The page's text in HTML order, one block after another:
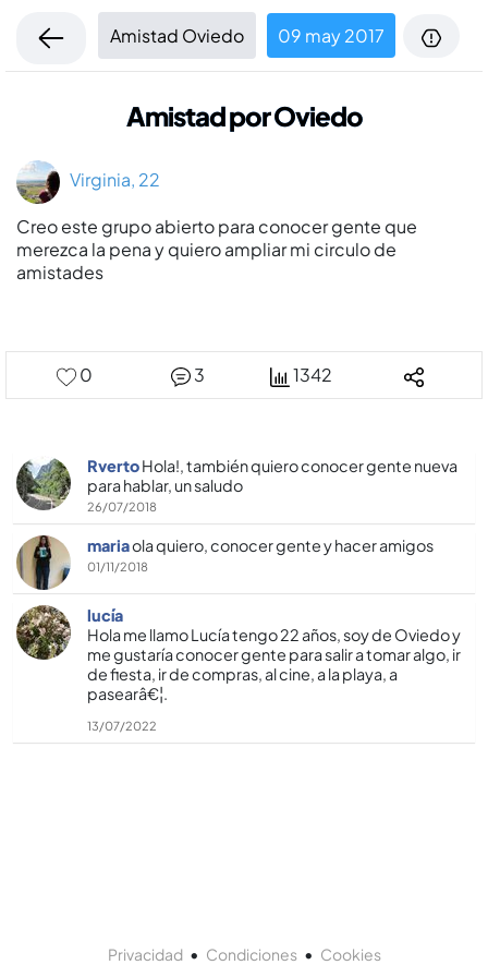
Amistad Oviedo 09 may 2017
Amistad por Oviedo
Virginia, 22
Creo este grupo abierto para conocer gente que
merezca la pena y quiero ampliar mi circulo de
amistades
0 3 1342
RvertoHola!, también quiero conocer gente nueva
para hablar, un saludo
26/07/2018
mariaola quiero, conocer gente y hacer amigos
01/11/2018
lucí­a
Hola me llamo Lucí­a tengo 22 años, soy de Oviedo y
me gustarí­a conocer gente para salir a tomar algo, ir
de fiesta, ir de compras, al cine, a la playa, a
pasearâ€¦.
13/07/2022
Privacidad• Condiciones• Cookies